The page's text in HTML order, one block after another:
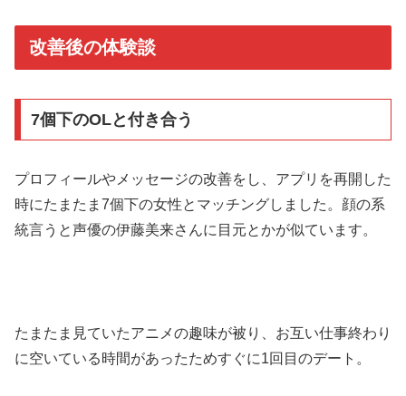
改善後の体験談
7個下のOLと付き合う
プロフィールやメッセージの改善をし、アプリを再開した
時にたまたま7個下の女性とマッチングしました。顔の系
統言うと声優の伊藤美来さんに目元とかが似ています。
たまたま見ていたアニメの趣味が被り、お互い仕事終わり
に空いている時間があったためすぐに1回目のデート。